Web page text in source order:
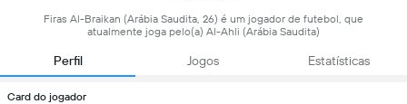
Firas Al-Braikan (Arábia Saudita, 26) é um jogador de futebol, que
atualmente joga pelo(a) Al-Ahli (Arábia Saudita)
Perfil Jogos Estatísticas
Card do jogador